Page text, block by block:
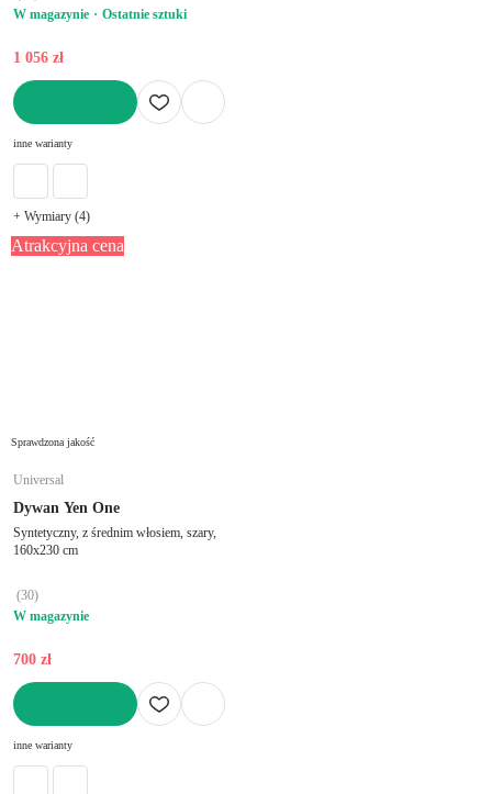
W magazynie
Ostatnie sztuki
1 056 zł
inne warianty
+ Wymiary (4)
Atrakcyjna cena
Sprawdzona jakość
Universal
Dywan Yen One
Syntetyczny, z średnim włosiem, szary,
160x230 cm
(30)
W magazynie
700 zł
inne warianty